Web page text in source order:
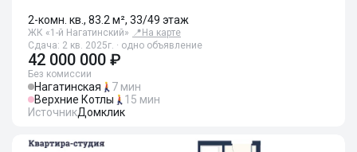
2-комн. кв., 83.2 м², 33/49 этаж
ЖК «1-й Нагатинский» 📍 На карте
Сдача: 2 кв. 2025г. · одно объявление
42 000 000 ₽
Без комиссии
Нагатинская
7 мин
Верхние Котлы
15 мин
ИсточникДомклик